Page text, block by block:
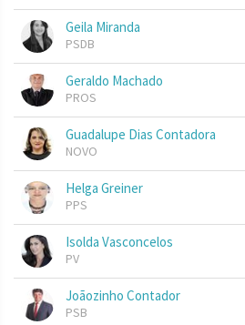
Geila Miranda
PSDB
Geraldo Machado
PROS
Guadalupe Dias Contadora
NOVO
Helga Greiner
PPS
Isolda Vasconcelos
PV
Joãozinho Contador
PSB